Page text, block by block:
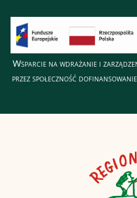
Wsparcie na wdrażanie i
przez społeczność